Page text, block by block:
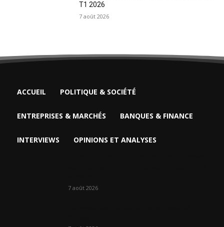
T1 2026
7 août 2026
ACCUEIL POLITIQUE & SOCIÉTÉ
ENTREPRISES & MARCHÉS BANQUES & FINANCE
INTERVIEWS OPINIONS ET ANALYSES
7 août 2026